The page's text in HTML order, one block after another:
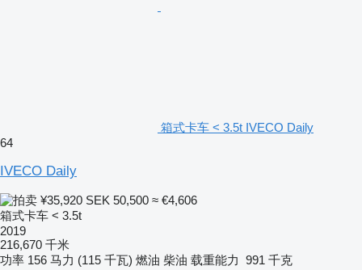
箱式卡车 < 3.5t IVECO Daily
64
IVECO Daily
¥35,920 SEK 50,500 ≈ €4,606
箱式卡车 < 3.5t
2019
216,670 千米
功率 156 马力 (115 千瓦) 燃油 柴油 载重能力 991 千克